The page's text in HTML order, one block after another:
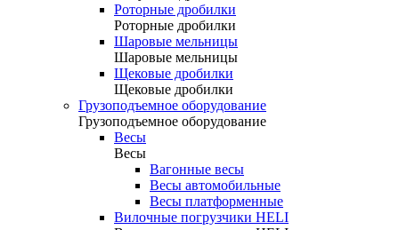
Роторные дробилки
Роторные дробилки
Шаровые мельницы
Шаровые мельницы
Щековые дробилки
Щековые дробилки
Грузоподъемное оборудование
Грузоподъемное оборудование
Весы
Весы
Вагонные весы
Весы автомобильные
Весы платформенные
Вилочные погрузчики HELI